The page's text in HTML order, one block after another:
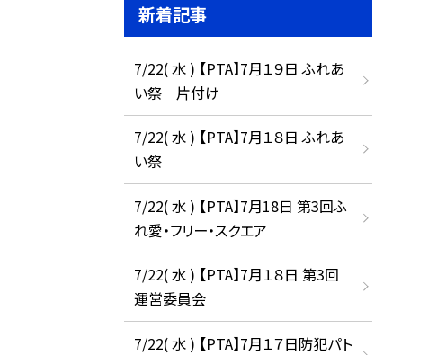
新着記事
7/22( 水 ) 【PTA】7月１９日 ふれあ
い祭 片付け
7/22( 水 ) 【PTA】7月１８日 ふれあ
い祭
7/22( 水 ) 【PTA】7月18日 第3回ふ
れ愛・フリー・スクエア
7/22( 水 ) 【PTA】7月１８日 第3回
運営委員会
7/22( 水 ) 【PTA】7月１７日防犯パト